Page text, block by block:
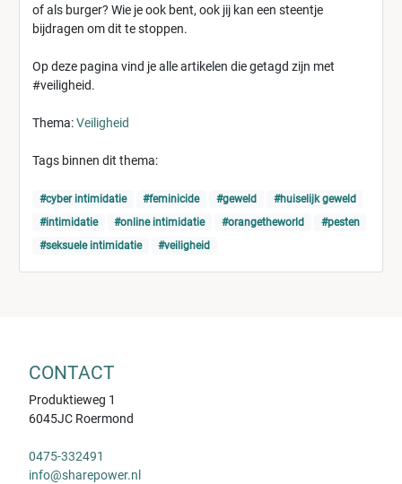
of als burger? Wie je ook bent, ook jij kan een steentje
bijdragen om dit te stoppen.
Op deze pagina vind je alle artikelen die getagd zijn met
#veiligheid.
Thema:Veiligheid
Tags binnen dit thema:
#cyber intimidatie #feminicide #geweld
#huiselijk geweld
#intimidatie
#online intimidatie #orangetheworld
#pesten
#seksuele intimidatie
#veiligheid
CONTACT
Produktieweg 1
6045JC Roermond
0475-332491
info@sharepower.nl